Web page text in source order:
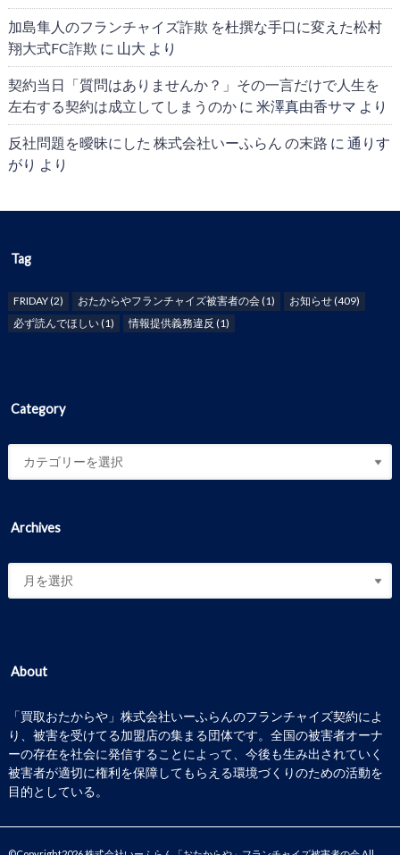
加島隼人のフランチャイズ詐欺 を杜撰な手口に変えた松村
翔大式FC詐欺 に 山大 より
契約当日「質問はありませんか？」その一言だけで人生を
左右する契約は成立してしまうのかに 米澤真由香サマ より
反社問題を曖昧にした 株式会社いーふらん の末路 に 通りす
がり より
Tag
FRIDAY(2) おたからやフランチャイズ被害者の会(1) お知らせ(409)
必ず読んでほしい(1) 情報提供義務違反 (1)
Category
Archives
About
「買取おたからや」株式会社いーふらんのフランチャイズ契約によ
り、被害を受けてる加盟店の集まる団体です。全国の被害者オーナ
ーの存在を社会に発信することによって、今後も生み出されていく
被害者が適切に権利を保障してもらえる環境づくりのための活動を
目的としている。